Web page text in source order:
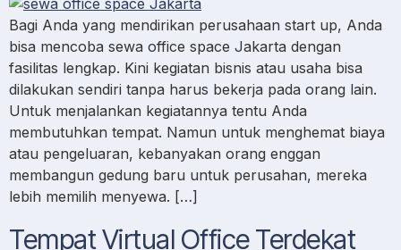
Bagi Anda yang mendirikan perusahaan start up, Anda
bisa mencoba sewa office space Jakarta dengan
fasilitas lengkap. Kini kegiatan bisnis atau usaha bisa
dilakukan sendiri tanpa harus bekerja pada orang lain.
Untuk menjalankan kegiatannya tentu Anda
membutuhkan tempat. Namun untuk menghemat biaya
atau pengeluaran, kebanyakan orang enggan
membangun gedung baru untuk perusahan, mereka
lebih memilih menyewa. […]
Tempat Virtual Office Terdekat